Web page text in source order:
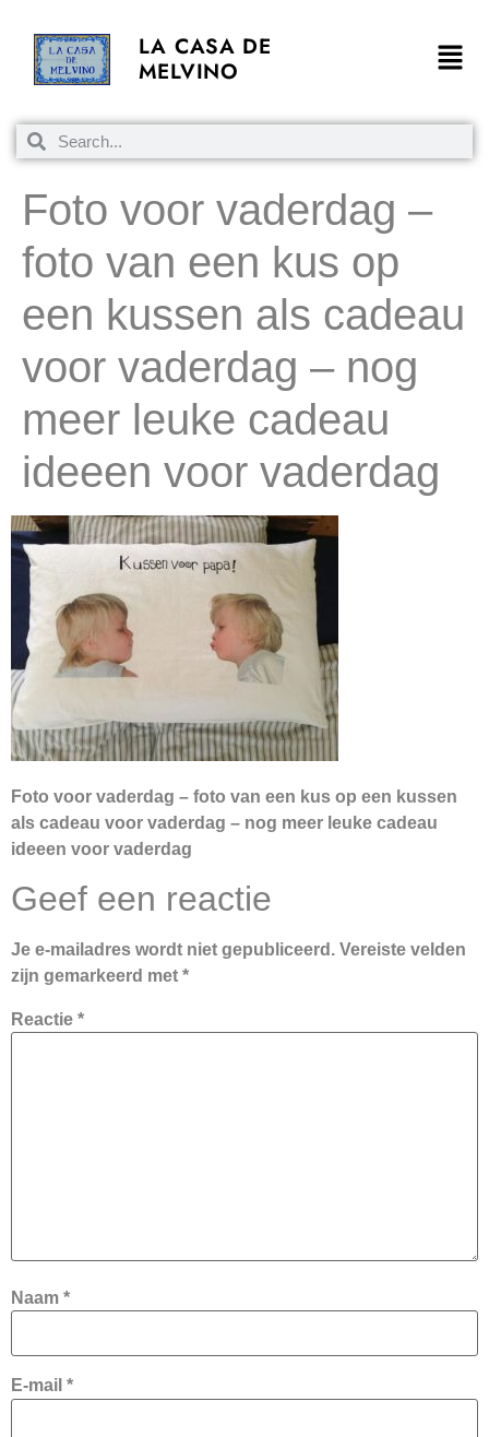
LA CASA DE
MELVINO
Foto voor vaderdag –
foto van een kus op
een kussen als cadeau
voor vaderdag – nog
meer leuke cadeau
ideeen voor vaderdag
Foto voor vaderdag – foto van een kus op een kussen
als cadeau voor vaderdag – nog meer leuke cadeau
ideeen voor vaderdag
Geef een reactie
Je e-mailadres wordt niet gepubliceerd. Vereiste velden
zijn gemarkeerd met *
Reactie *
Naam *
E-mail *